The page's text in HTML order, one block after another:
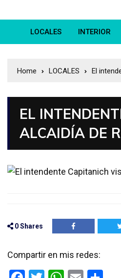
LOCALES INTERIOR
Home LOCALES El
EL
ALCAIDÍA DE
0Shares
Compartir en mis redes: